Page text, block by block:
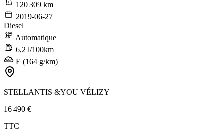
120 309 km
2019-06-27
Diesel
Automatique
6,2 l/100km
E (164 g/km)
STELLANTIS &YOU VÉLIZY
16 490 €
TTC